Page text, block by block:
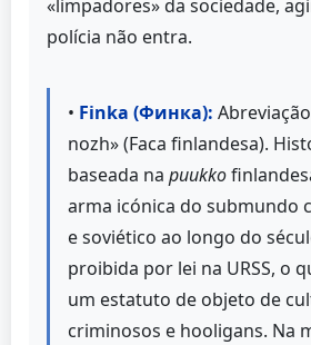
«limpadores» da sociedade,
polícia não entra.
• Finka (Финка):
nozh» (Faca finlandesa).
baseada na puukko
arma icónica do submundo
e soviético ao longo do
proibida por lei na URSS, o
um estatuto de objeto de
criminosos e hooligans. Na